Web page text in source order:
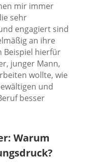
mir immer
sehr
engagiert sind
an ihre
Beispiel hierfür
junger Mann,
wollte, wie
und
besser
Warum